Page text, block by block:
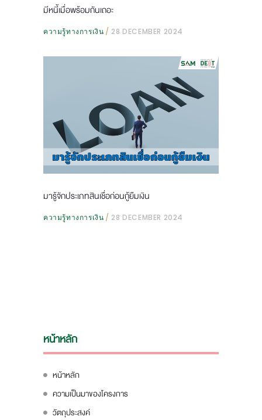
มีหนี้เมื่อพร้อมกันเถอะ
ความรู้ทางการเงิน 28 DECEMBER 2024
มารู้จักประเภทสินเชื่อก่อนกู้ยืมเงิน
ความรู้ทางการเงิน 28 DECEMBER 2024
หน้าหลัก
หน้าหลัก
ความเป็นมาของโครงการ
วัตถุประสงค์